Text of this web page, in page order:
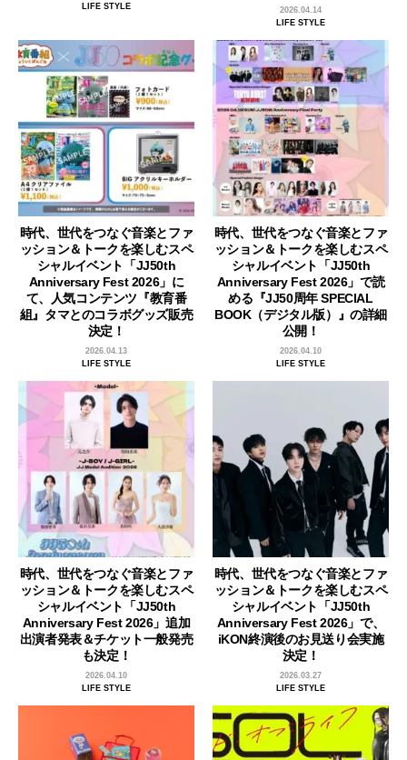
LIFE STYLE
2026.04.14
LIFE STYLE
時代、世代をつなぐ音楽とファ
ッション＆トークを楽しむスペ
シャルイベント「JJ50th
Anniversary Fest 2026」に
て、人気コンテンツ『教育番
組』タマとのコラボグッズ販売
決定！
2026.04.13
LIFE STYLE
時代、世代をつなぐ音楽とファ
ッション＆トークを楽しむスペ
シャルイベント「JJ50th
Anniversary Fest 2026」で読
める『JJ50周年 SPECIAL
BOOK（デジタル版）』の詳細
公開！
2026.04.10
LIFE STYLE
時代、世代をつなぐ音楽とファ
ッション＆トークを楽しむスペ
シャルイベント「JJ50th
Anniversary Fest 2026」追加
出演者発表＆チケット一般発売
も決定！
2026.04.10
LIFE STYLE
時代、世代をつなぐ音楽とファ
ッション＆トークを楽しむスペ
シャルイベント「JJ50th
Anniversary Fest 2026」で、
iKON終演後のお見送り会実施
決定！
2026.03.27
LIFE STYLE